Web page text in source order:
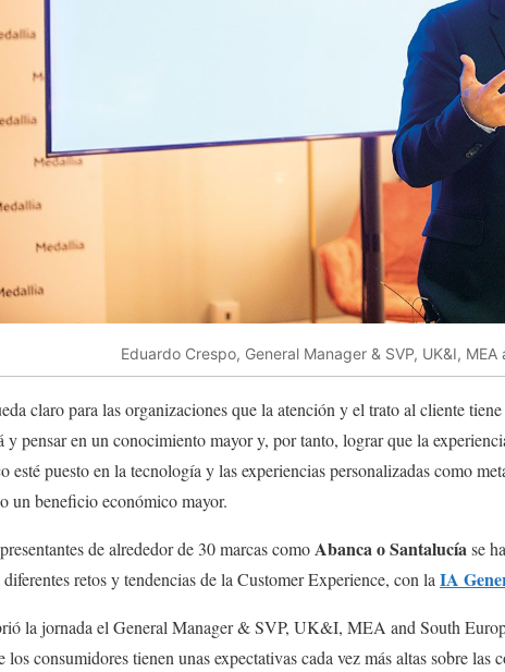
Eduardo Crespo, General Manager & SVP, UK&I,
claro para las organizaciones que la atención y el trato al cliente
y pensar en un conocimiento mayor y, por tanto, lograr que la
esté puesto en la tecnología y las experiencias personalizadas como
un beneficio económico mayor.
de alrededor de 30 marcas comoAbanca o Santalucíase
diferentes retos y tendencias de la Customer Experience, con laIA
la jornada el General Manager & SVP, UK&I, MEA and South
los consumidores tienen unas expectativas cada vez más altas sobre